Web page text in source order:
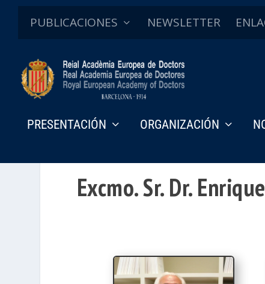
PUBLICACIONES NEWSLETTER
PRESENTACIÓN ORGANIZACIÓN
Excmo. Sr. Dr.